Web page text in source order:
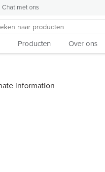
Chat met ons
Producten Over ons